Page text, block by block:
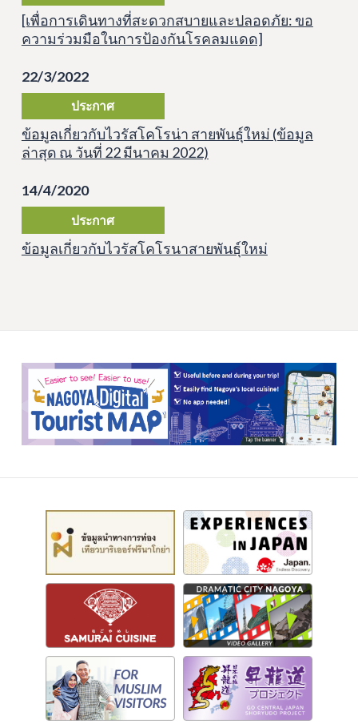
[เพื่อการเดินทางที่สะดวกสบายและปลอดภัย: ขอ
ความร่วมมือในการป้องกันโรคลมแดด]
22/3/2022
ประกาศ
ข้อมูลเกี่ยวกับไวรัสโคโรน่า สายพันธุ์ใหม่ (ข้อมูล
ล่าสุด ณ วันที่ 22 มีนาคม 2022)
14/4/2020
ประกาศ
ข้อมูลเกี่ยวกับไวรัสโคโรนาสายพันธุ์ใหม่